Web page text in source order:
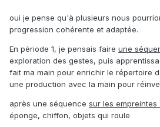
oui je pense qu'à plusieurs nous
progression cohérente et adaptée.
En période 1, je pensais faire une
exploration des gestes, puis
fait ma main pour enrichir le répertoire
une production avec la main pour
après une séquence sur les empreintes
éponge, chiffon, objets qui roule